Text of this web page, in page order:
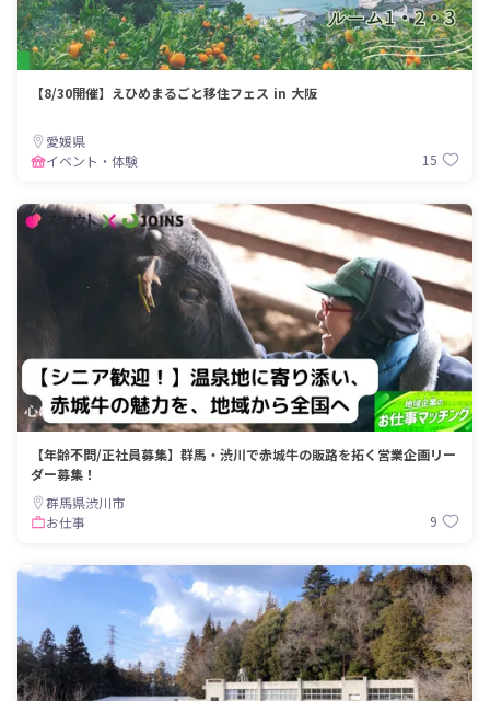
【8/30開催】えひめまるごと移住フェス in 大阪
愛媛県
イベント・体験
15
【年齢不問/正社員募集】群馬・渋川で赤城牛の販路を拓く営業企画リー
ダー募集！
群馬県渋川市
お仕事
9